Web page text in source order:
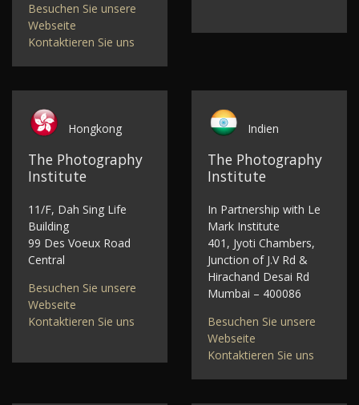
Besuchen Sie unsere
Webseite
Kontaktieren Sie uns
Hongkong
The Photography
Institute
11/F, Dah Sing Life
Building
99 Des Voeux Road
Central
Besuchen Sie unsere
Webseite
Kontaktieren Sie uns
Indien
The Photography
Institute
In Partnership with Le
Mark Institute
401, Jyoti Chambers,
Junction of J.V Rd &
Hirachand Desai Rd
Mumbai – 400086
Besuchen Sie unsere
Webseite
Kontaktieren Sie uns